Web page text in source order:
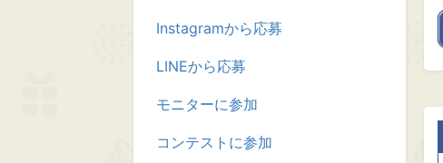
Instagramから応募
LINEから応募
モニターに参加
コンテストに参加